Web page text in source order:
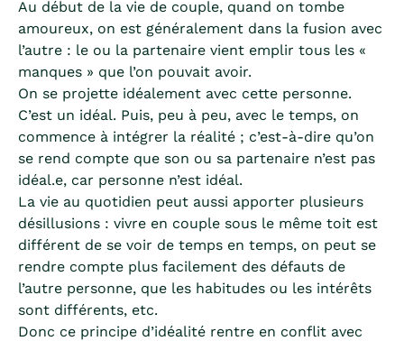
Au début de la vie de couple, quand on tombe
amoureux, on est généralement dans la fusion avec
l’autre : le ou la partenaire vient emplir tous les «
manques » que l’on pouvait avoir.
On se projette idéalement avec cette personne.
C’est un idéal. Puis, peu à peu, avec le temps, on
commence à intégrer la réalité ; c’est-à-dire qu’on
se rend compte que son ou sa partenaire n’est pas
idéal.e, car personne n’est idéal.
La vie au quotidien peut aussi apporter plusieurs
désillusions : vivre en couple sous le même toit est
différent de se voir de temps en temps, on peut se
rendre compte plus facilement des défauts de
l’autre personne, que les habitudes ou les intérêts
sont différents, etc.
Donc ce principe d’idéalité rentre en conflit avec